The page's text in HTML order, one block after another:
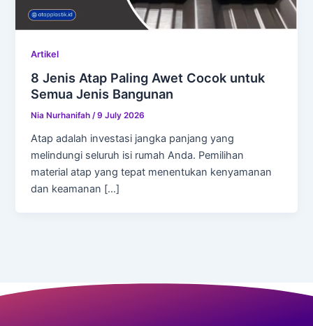
Artikel
8 Jenis Atap Paling Awet Cocok untuk
Semua Jenis Bangunan
Nia Nurhanifah/9 July 2026
Atap adalah investasi jangka panjang yang
melindungi seluruh isi rumah Anda. Pemilihan
material atap yang tepat menentukan kenyamanan
dan keamanan […]